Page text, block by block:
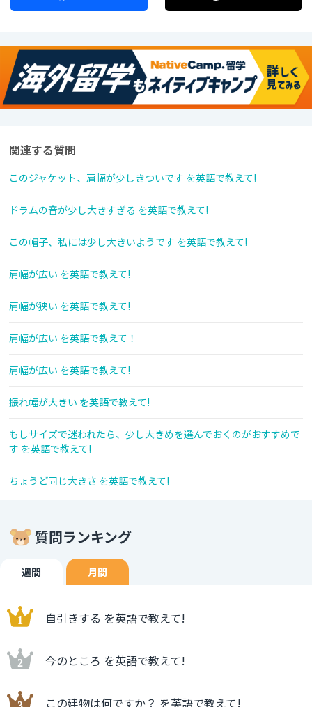
関連する質問
このジャケット、肩幅が少しきついです を英語で教えて!
ドラムの音が少し大きすぎる を英語で教えて!
この帽子、私には少し大きいようです を英語で教えて!
肩幅が広い を英語で教えて!
肩幅が狭い を英語で教えて!
肩幅が広い を英語で教えて！
肩幅が広い を英語で教えて!
振れ幅が大きい を英語で教えて!
もしサイズで迷われたら、少し大きめを選んでおくのがおすすめで
す を英語で教えて!
ちょうど同じ大きさ を英語で教えて!
質問ランキング
週間 月間
自引きする を英語で教えて!
今のところ を英語で教えて!
この建物は何ですか？ を英語で教えて!